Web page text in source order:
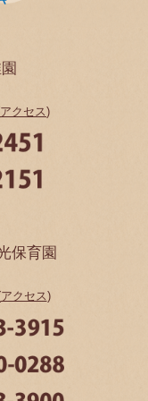
アクセス)
保育園
アクセス)